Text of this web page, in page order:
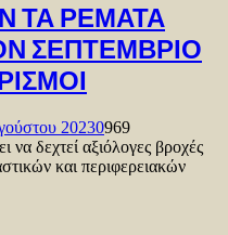
ΤΑ ΡΕΜΑΤΑ
ΣΕΠΤΕΜΒΡΙΟ
20230969
να δεχτεί αξιόλογες βροχές
και περιφερειακών